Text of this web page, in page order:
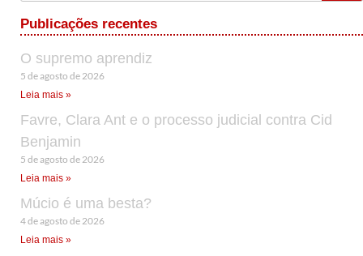
Publicações recentes
O supremo aprendiz
5 de agosto de 2026
Leia mais »
Favre, Clara Ant e o processo judicial contra Cid
Benjamin
5 de agosto de 2026
Leia mais »
Múcio é uma besta?
4 de agosto de 2026
Leia mais »